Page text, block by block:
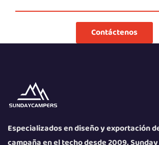
Contáctenos
Especializados en diseño y exportación